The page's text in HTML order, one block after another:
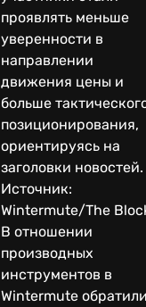
проявлять меньше
уверенности в
направлении
движения цены и
больше
позиционирования,
ориентируясь на
заголовки новостей.
Источник:
Wintermute/The
В отношении
производных
инструментов в
Wintermute обратили